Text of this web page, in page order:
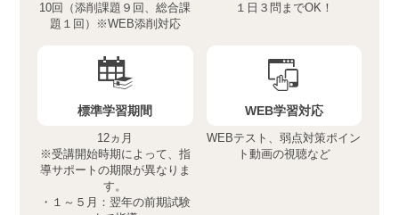
10回（添削課題９回、総合課
題１回）※WEB添削対応
１日３問までOK！
標準学習期間
12ヵ月
※受講開始時期によって、指
導サポートの期限が異なりま
す。
・１～５月：翌年の前期試験
WEB学習対応
WEBテスト、弱点対策ポイン
ト動画の視聴など